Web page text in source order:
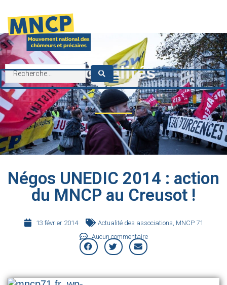
Actualités
Négos UNEDIC 2014 : action
du MNCP au Creusot !
13 février 2014 Actualité des associations MNCP 71
Aucun commentaire